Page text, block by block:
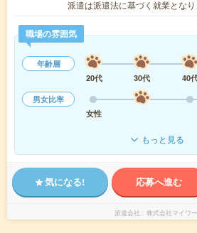
派遣は派遣法に基づく就業とな
職場の雰囲気
年齢層
20代
30代 40
男女比率
女性
もっと見る
気になる! 応募へ進む
派遣会社 株式会社マイワ